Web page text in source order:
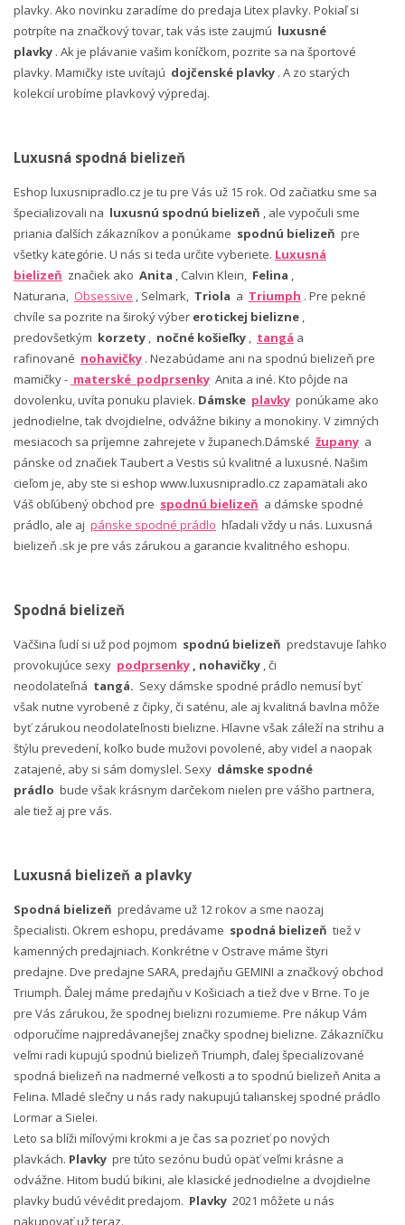
plavky. Ako novinku zaradíme do predaja Litex plavky. Pokiaľ si
potrpíte na značkový tovar, tak vás iste zaujmú luxusné
plavky . Ak je plávanie vašim koníčkom, pozrite sa na športové
plavky. Mamičky iste uvítajú dojčenské plavky . A zo starých
kolekcií urobíme plavkový výpredaj.
Luxusná spodná bielizeň
Eshop luxusnipradlo.cz je tu pre Vás už 15 rok. Od začiatku sme sa
špecializovali na luxusnú spodnú bielizeň , ale vypočuli sme
priania ďalších zákazníkov a ponúkame spodnú bielizeň pre
všetky kategórie. U nás si teda určite vyberiete. Luxusná
bielizeň značiek ako Anita , Calvin Klein, Felina ,
Naturana, Obsessive , Selmark, Triola a Triumph . Pre pekné
chvíle sa pozrite na široký výber erotickej bielizne ,
predovšetkým korzety , nočné košieľky , tangá a
rafinované nohavičky . Nezabúdame ani na spodnú bielizeň pre
mamičky - materské podprsenky Anita a iné. Kto pôjde na
dovolenku, uvíta ponuku plaviek. Dámske plavky ponúkame ako
jednodielne, tak dvojdielne, odvážne bikiny a monokiny. V zimných
mesiacoch sa príjemne zahrejete v županech.Dámské župany a
pánske od značiek Taubert a Vestis sú kvalitné a luxusné. Našim
cieľom je, aby ste si eshop www.luxusnipradlo.cz zapamätali ako
Váš obľúbený obchod pre spodnú bielizeň a dámske spodné
prádlo, ale aj pánske spodné prádlo hľadali vždy u nás. Luxusná
bielizeň .sk je pre vás zárukou a garancie kvalitného eshopu.
Spodná bielizeň
Väčšina ľudí si už pod pojmom spodnú bielizeň predstavuje ľahko
provokujúce sexy podprsenky , nohavičky , či
neodolateľná tangá. Sexy dámske spodné prádlo nemusí byť
však nutne vyrobené z čipky, či saténu, ale aj kvalitná bavlna môže
byť zárukou neodolateľnosti bielizne. Hlavne však záleží na strihu a
štýlu prevedení, koľko bude mužovi povolené, aby videl a naopak
zatajené, aby si sám domyslel. Sexy dámske spodné
prádlo bude však krásnym darčekom nielen pre vášho partnera,
ale tiež aj pre vás.
Luxusná bielizeň a plavky
Spodná bielizeň predávame už 12 rokov a sme naozaj
špecialisti. Okrem eshopu, predávame spodná bielizeň tiež v
kamenných predajniach. Konkrétne v Ostrave máme štyri
predajne. Dve predajne SARA, predajňu GEMINI a značkový obchod
Triumph. Ďalej máme predajňu v Košiciach a tiež dve v Brne. To je
pre Vás zárukou, že spodnej bielizni rozumieme. Pre nákup Vám
odporučíme najpredávanejšej značky spodnej bielizne. Zákazníčku
veľmi radi kupujú spodnú bielizeň Triumph, ďalej špecializované
spodná bielizeň na nadmerné veľkosti a to spodnú bielizeň Anita a
Felina. Mladé slečny u nás rady nakupujú talianskej spodné prádlo
Lormar a Sielei.
Leto sa blíži míľovými krokmi a je čas sa pozrieť po nových
plavkách. Plavky pre túto sezónu budú opäť veľmi krásne a
odvážne. Hitom budú bikini, ale klasické jednodielne a dvojdielne
plavky budú vévédit predajom. Plavky 2021 môžete u nás
nakupovať už teraz.